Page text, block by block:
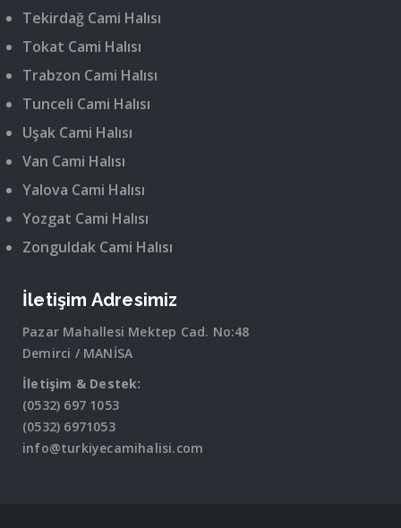
Tekirdağ Cami Halısı
Tokat Cami Halısı
Trabzon Cami Halısı
Tunceli Cami Halısı
Uşak Cami Halısı
Van Cami Halısı
Yalova Cami Halısı
Yozgat Cami Halısı
Zonguldak Cami Halısı
İletişim Adresimiz
Pazar Mahallesi Mektep Cad. No:48
Demirci / MANİSA
İletişim & Destek:
(0532) 697 1053
(0532) 6971053
info@turkiyecamihalisi.com